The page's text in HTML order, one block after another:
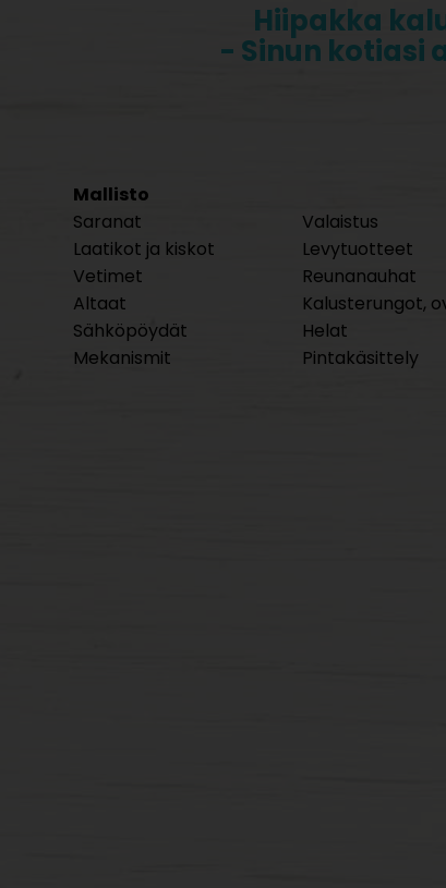
Hiipakka
- Sinun kotiasi
Mallisto
Saranat
Laatikot ja kiskot
Vetimet
Altaat
Sähköpöydät
Mekanismit
Valaistus
Levytuotteet
Reunanauhat
Kalusterungot,
Helat
Pintakäsittely